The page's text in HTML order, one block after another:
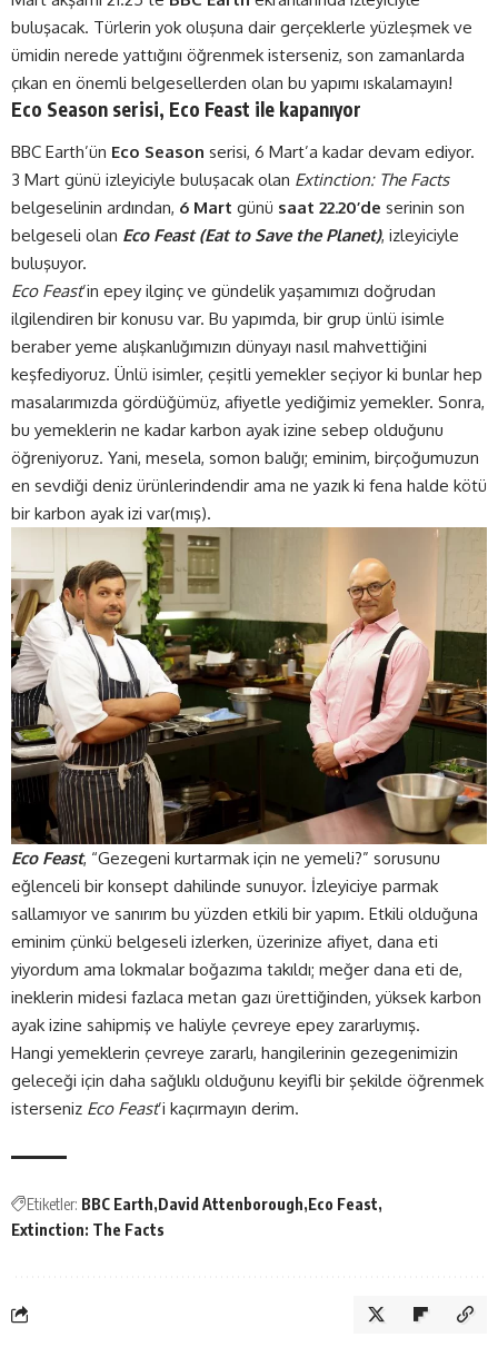
buluşacak. Türlerin yok oluşuna dair gerçeklerle yüzleşmek ve
ümidin nerede yattığını öğrenmek isterseniz, son zamanlarda
çıkan en önemli belgesellerden olan bu yapımı ıskalamayın!
Eco Season serisi, Eco Feast ile kapanıyor
BBC Earth’ün Eco Season serisi, 6 Mart’a kadar devam ediyor.
3 Mart günü izleyiciyle buluşacak olan Extinction: The Facts
belgeselinin ardından, 6 Mart günü saat 22.20’de serinin son
belgeseli olan Eco Feast (Eat to Save the Planet), izleyiciyle
buluşuyor.
Eco Feast’in epey ilginç ve gündelik yaşamımızı doğrudan
ilgilendiren bir konusu var. Bu yapımda, bir grup ünlü isimle
beraber yeme alışkanlığımızın dünyayı nasıl mahvettiğini
keşfediyoruz. Ünlü isimler, çeşitli yemekler seçiyor ki bunlar hep
masalarımızda gördüğümüz, afiyetle yediğimiz yemekler. Sonra,
bu yemeklerin ne kadar karbon ayak izine sebep olduğunu
öğreniyoruz. Yani, mesela, somon balığı; eminim, birçoğumuzun
en sevdiği deniz ürünlerindendir ama ne yazık ki fena halde kötü
bir karbon ayak izi var(mış).
Eco Feast, “Gezegeni kurtarmak için ne yemeli?” sorusunu
eğlenceli bir konsept dahilinde sunuyor. İzleyiciye parmak
sallamıyor ve sanırım bu yüzden etkili bir yapım. Etkili olduğuna
eminim çünkü belgeseli izlerken, üzerinize afiyet, dana eti
yiyordum ama lokmalar boğazıma takıldı; meğer dana eti de,
ineklerin midesi fazlaca metan gazı ürettiğinden, yüksek karbon
ayak izine sahipmiş ve haliyle çevreye epey zararlıymış.
Hangi yemeklerin çevreye zararlı, hangilerinin gezegenimizin
geleceği için daha sağlıklı olduğunu keyifli bir şekilde öğrenmek
isterseniz Eco Feast’i kaçırmayın derim.
Etiketler: BBC Earth David Attenborough Eco Feast
Extinction: The Facts